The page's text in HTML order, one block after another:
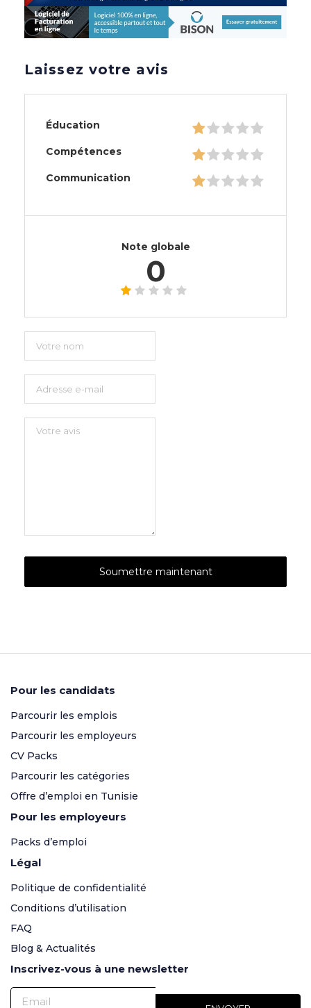
Laissez votre avis
Éducation
Compétences
Communication
Note globale
0
Pour les candidats
Parcourir les emplois
Parcourir les employeurs
CV Packs
Parcourir les catégories
Offre d’emploi en Tunisie
Pour les employeurs
Packs d’emploi
Légal
Politique de confidentialité
Conditions d’utilisation
FAQ
Blog & Actualités
Inscrivez-vous à une newsletter